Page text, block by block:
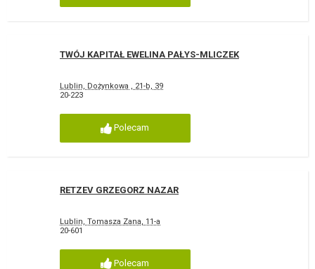
TWÓJ KAPITAŁ EWELINA PAŁYS-MLICZEK
Lublin, Dożynkowa , 21-b, 39
20-223
Polecam
RETZEV GRZEGORZ NAZAR
Lublin, Tomasza Zana, 11-a
20-601
Polecam